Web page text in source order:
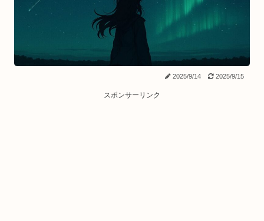
2025/9/14 2025/9/15
スポンサーリンク